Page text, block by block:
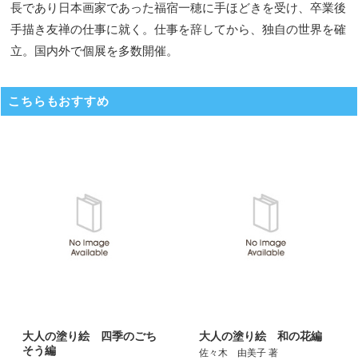
長であり日本画家であった福宿一穂に手ほどきを受け、卒業後
手描き友禅の仕事に就く。仕事を辞してから、独自の世界を確
立。国内外で個展を多数開催。
こちらもおすすめ
大人の塗り絵 四季のごち
そう編
大人の塗り絵 和の花編
佐々木 由美子 著